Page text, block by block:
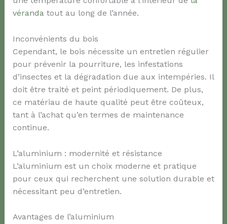
vérandatout au long de l’année.
Inconvénients du bois
Cependant, le bois nécessite un entretien régulier
pour prévenir la pourriture, les infestations
d’insectes et la dégradation due aux intempéries. Il
doit être traité et peint périodiquement. De plus,
ce matériau de haute qualité peut être coûteux,
tant à l’achat qu’en termes de maintenance
continue.
L’aluminium : modernité et résistance
L’aluminium est un choix moderne et pratique
pour ceux qui recherchent une solution durable et
nécessitant peu d’entretien.
Avantages de l’aluminium